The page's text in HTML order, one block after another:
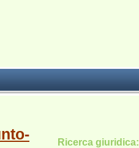
Ricerca giuridica: